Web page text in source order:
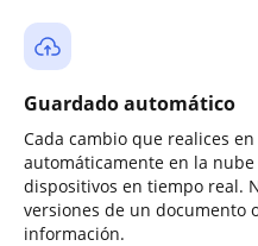
Guardado automático
Cada cambio que realices
automáticamente en la
dispositivos en tiempo real.
versiones de un documento
información.